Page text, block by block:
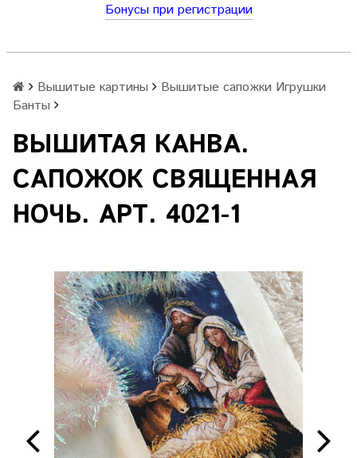
Бонусы при регистрации
Вышитые картины
Вышитые сапожки Игрушки
Банты
ВЫШИТАЯ КАНВА.
САПОЖОК СВЯЩЕННАЯ
НОЧЬ. АРТ. 4021-1